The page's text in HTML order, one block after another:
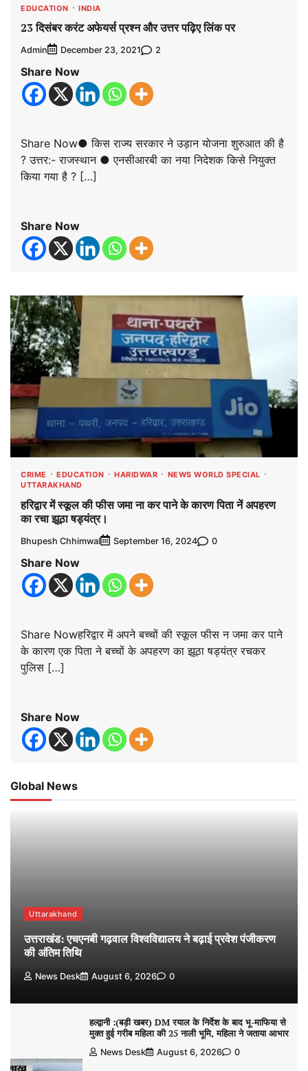
EDUCATION INDIA
23 दिसंबर करंट अफेयर्स प्रश्न और उत्तर पढ़िए लिंक पर
Admin December 23, 2021 2
Share Now
Share Now● किस राज्य सरकार ने उड़ान योजना शुरुआत की है
? उत्तर:- राजस्थान ● एनसीआरबी का नया निदेशक किसे नियुक्त
किया गया है ? […]
Share Now
CRIME EDUCATION HARIDWAR
NEWS WORLD SPECIAL
UTTARAKHAND
हरिद्वार में स्कूल की फीस जमा ना कर पाने के कारण पिता नें अपहरण
का रचा झूठा षड्यंत्र।
Bhupesh Chhimwal September 16, 2024 0
Share Now
Share Nowहरिद्वार में अपने बच्चों की स्कूल फीस न जमा कर पाने
के कारण एक पिता ने बच्चों के अपहरण का झूठा षड्यंत्र रचकर
पुलिस […]
Share Now
Global News
Uttarakhand
उत्तराखंड: एचएनबी गढ़वाल विश्वविद्यालय ने बढ़ाई प्रवेश पंजीकरण
की अंतिम तिथि
News Desk August 6, 2026 0
हल्द्वानी :(बड़ी खबर) DM रयाल के निर्देश के बाद भू-माफिया से
मुक्त हुई गरीब महिला की 25 नाली भूमि, महिला ने जताया आभार
News Desk August 6, 2026 0